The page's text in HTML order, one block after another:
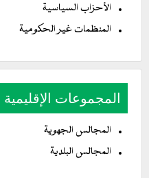
الأحزاب السياسية
المنظمات غير الحكومية
المجموعات الإقليمية
المجالس الجهوية
المجالس البلدية